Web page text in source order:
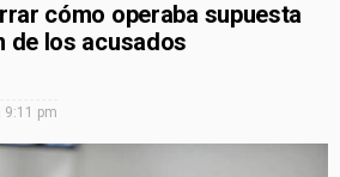
cómo operaba supuesta
de los acusados
9:11 pm